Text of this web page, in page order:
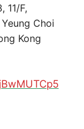
11/F,
Choi
Kong